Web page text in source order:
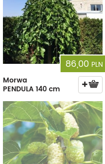
86,00 PLN
Morwa
PENDULA 140 cm